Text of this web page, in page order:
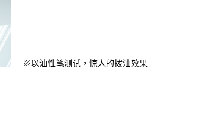
※以油性笔测试，惊人的拨油效果